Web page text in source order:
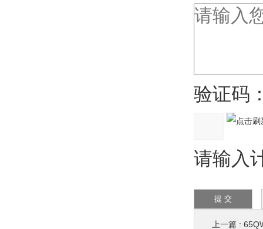
验证码
请输入
上一篇 :